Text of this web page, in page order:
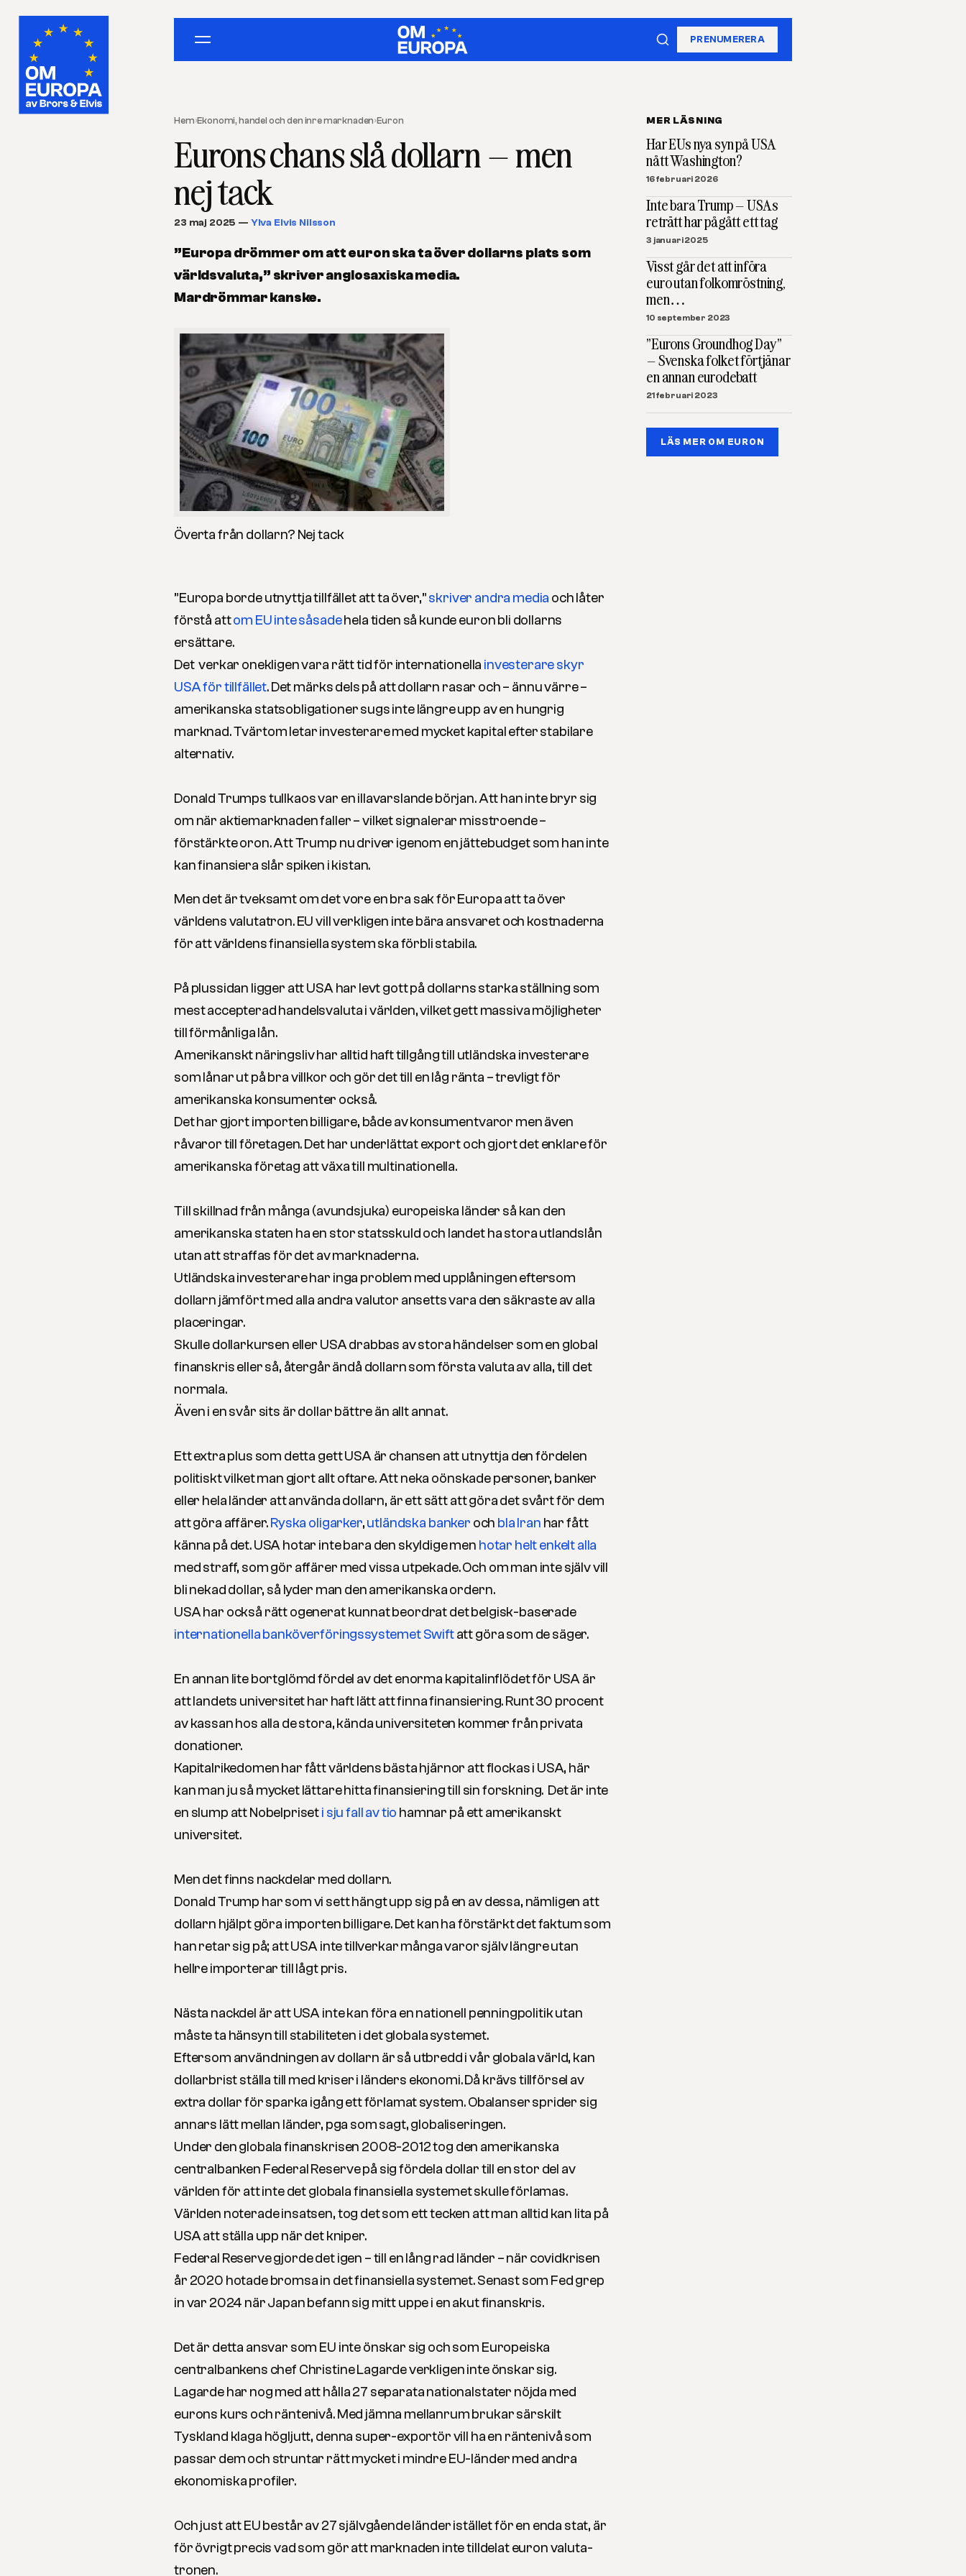
PRENUMERERA
Hem›Ekonomi, handel och den inre marknaden›Euron
Eurons chans slå dollarn – men
nej tack
23 maj 2025 — Ylva Elvis Nilsson
”Europa drömmer om att euron ska ta över dollarns plats som
världsvaluta,” skriver anglosaxiska media.
Mardrömmar kanske.
Överta från dollarn? Nej tack
”Europa borde utnyttja tillfället att ta över,”skriver andra media och låter
förstå attom EU inte såsadehela tiden så kunde euron bli dollarns
ersättare.
Det verkar onekligen vara rätt tid för internationella investerare skyr
USA för tillfället. Det märks dels på att dollarn rasar och – ännu värre –
amerikanska statsobligationer sugs inte längre upp av en hungrig
marknad. Tvärtom letar investerare med mycket kapital efter stabilare
alternativ.
Donald Trumps tullkaos var en illavarslande början. Att han inte bryr sig
om när aktiemarknaden faller – vilket signalerar misstroende –
förstärkte oron. Att Trump nu driver igenom en jättebudget som han inte
kan finansiera slår spiken i kistan.
Men det är tveksamt om det vore en bra sak för Europa att ta över
världens valutatron. EU vill verkligen inte bära ansvaret och kostnaderna
för att världens finansiella system ska förbli stabila.
På plussidan ligger att USA har levt gott på dollarns starka ställning som
mest accepterad handelsvaluta i världen, vilket gett massiva möjligheter
till förmånliga lån.
Amerikanskt näringsliv har alltid haft tillgång till utländska investerare
som lånar ut på bra villkor och gör det till en låg ränta – trevligt för
amerikanska konsumenter också.
Det har gjort importen billigare, både av konsumentvaror men även
råvaror till företagen. Det har underlättat export och gjort det enklare för
amerikanska företag att växa till multinationella.
Till skillnad från många (avundsjuka) europeiska länder så kan den
amerikanska staten ha en stor statsskuld och landet ha stora utlandslån
utan att straffas för det av marknaderna.
Utländska investerare har inga problem med upplåningen eftersom
dollarn jämfört med alla andra valutor ansetts vara den säkraste av alla
placeringar.
Skulle dollarkursen eller USA drabbas av stora händelser som en global
finanskris eller så, återgår ändå dollarn som första valuta av alla, till det
normala.
Även i en svår sits är dollar bättre än allt annat.
Ett extra plus som detta gett USA är chansen att utnyttja den fördelen
politiskt vilket man gjort allt oftare. Att neka oönskade personer, banker
eller hela länder att använda dollarn, är ett sätt att göra det svårt för dem
att göra affärer.Ryska oligarker,utländska banker och bla Iran har fått
känna på det. USA hotar inte bara den skyldige men hotar helt enkelt alla
med straff, som gör affärer med vissa utpekade. Och om man inte själv vill
bli nekad dollar, så lyder man den amerikanska ordern.
USA har också rätt ogenerat kunnat beordrat det belgisk-baserade
internationella banköverföringssystemet Swiftatt göra som de säger.
En annan lite bortglömd fördel av det enorma kapitalinflödet för USA är
att landets universitet har haft lätt att finna finansiering. Runt 30 procent
av kassan hos alla de stora, kända universiteten kommer från privata
donationer.
Kapitalrikedomen har fått världens bästa hjärnor att flockas i USA, här
kan man ju så mycket lättare hitta finansiering till sin forskning. Det är inte
en slump att Nobelpriseti sju fall av tio hamnar på ett amerikanskt
universitet.
Men det finns nackdelar med dollarn.
Donald Trump har som vi sett hängt upp sig på en av dessa, nämligen att
dollarn hjälpt göra importen billigare. Det kan ha förstärkt det faktum som
han retar sig på; att USA inte tillverkar många varor själv längre utan
hellre importerar till lågt pris.
Nästa nackdel är att USA inte kan föra en nationell penningpolitik utan
måste ta hänsyn till stabiliteten i det globala systemet.
Eftersom användningen av dollarn är så utbredd i vår globala värld, kan
dollarbrist ställa till med kriser i länders ekonomi. Då krävs tillförsel av
extra dollar för sparka igång ett förlamat system. Obalanser sprider sig
annars lätt mellan länder, pga som sagt, globaliseringen.
Under den globala finanskrisen 2008-2012 tog den amerikanska
centralbanken Federal Reserve på sig fördela dollar till en stor del av
världen för att inte det globala finansiella systemet skulle förlamas.
Världen noterade insatsen, tog det som ett tecken att man alltid kan lita på
USA att ställa upp när det kniper.
Federal Reserve gjorde det igen – till en lång rad länder – när covidkrisen
år 2020 hotade bromsa in det finansiella systemet. Senast som Fed grep
in var 2024 när Japan befann sig mitt uppe i en akut finanskris.
Det är detta ansvar som EU inte önskar sig och som Europeiska
centralbankens chef Christine Lagarde verkligen inte önskar sig.
Lagarde har nog med att hålla 27 separata nationalstater nöjda med
eurons kurs och räntenivå. Med jämna mellanrum brukar särskilt
Tyskland klaga högljutt, denna super-exportör vill ha en räntenivå som
passar dem och struntar rätt mycket i mindre EU-länder med andra
ekonomiska profiler.
Och just att EU består av 27 självgående länder istället för en enda stat, är
för övrigt precis vad som gör att marknaden inte tilldelat euron valuta-
tronen.
MER LÄSNING
Har EUs nya syn på USA
nått Washington?
16 februari 2026
Inte bara Trump – USAs
reträtt har pågått ett tag
3 januari 2025
Visst går det att införa
euro utan folkomröstning,
men…
10 september 2023
”Eurons Groundhog Day”
– Svenska folket förtjänar
en annan eurodebatt
21 februari 2023
LÄS MER OM EURON